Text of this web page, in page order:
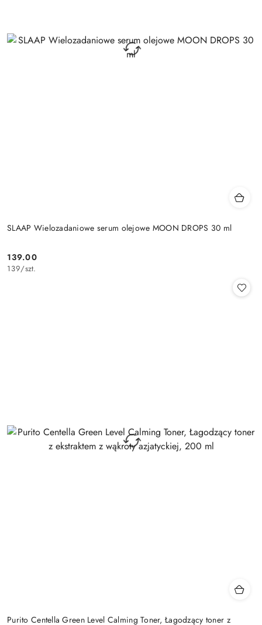
SLAAP Wielozadaniowe serum olejowe MOON DROPS 30 ml
Cena:
139.00
139/szt.
Purito Centella Green Level Calming Toner, Łagodzący toner z